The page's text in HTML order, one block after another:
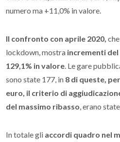
numero ma +11,0% in valore.
Il confronto con aprile 2020,
lockdown, mostra incrementi del
129,1% in valore. Le gare
sono state 177, in 8 di queste,
euro, il criterio di
del massimo ribasso, erano
In totale gli accordi quadro nel